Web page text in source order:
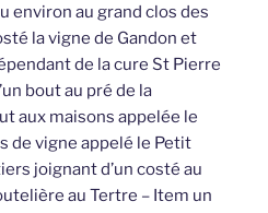
environ au grand clos des
la vigne de Gandon et
de la cure St Pierre
bout au pré de la
aux maisons appelée le
de vigne appelé le Petit
joignant d’un costé au
au Tertre – Item un